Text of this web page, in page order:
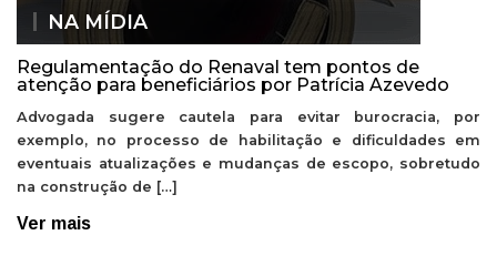
NA MÍDIA
Regulamentação do Renaval tem pontos de
atenção para beneficiários por Patrícia Azevedo
Advogada sugere cautela para evitar burocracia, por
exemplo, no processo de habilitação e dificuldades em
eventuais atualizações e mudanças de escopo, sobretudo
na construção de […]
Ver mais